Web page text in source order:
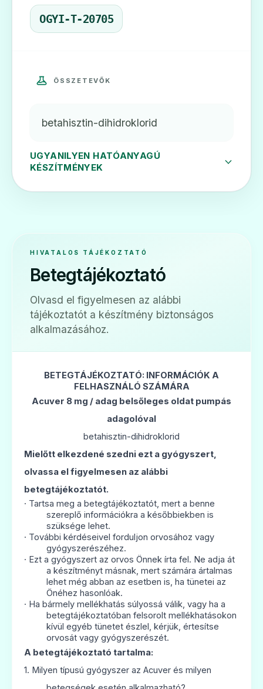
Ár: —
ADATLAP
Ár: —
🧠
Betarevin 16 mg tabletta
Ár: —
🧠
Betarevin 24 mg tabletta
Ár: —
ADATLAP
🧠
Betaserc 16 mg tabletta
Ár: —
ADATLAP
OGYI-T-20705
ÖSSZETEVŐK
betahisztin-dihidroklorid
UGYANILYEN HATÓANYAGÚ
KÉSZÍTMÉNYEK
HIVATALOS TÁJÉKOZTATÓ
Betegtájékoztató
Olvasd el figyelmesen az alábbi
tájékoztatót a készítmény biztonságos
alkalmazásához.
BETEGTÁJÉKOZTATÓ: INFORMÁCIÓK A
FELHASZNÁLÓ SZÁMÁRA
Acuver 8 mg / adag belsőleges oldat pumpás
adagolóval
betahisztin-dihidroklorid
Mielőtt elkezdené szedni ezt a gyógyszert,
olvassa el figyelmesen az alábbi
betegtájékoztatót.
· Tartsa meg a betegtájékoztatót, mert a benne
szereplő információkra a későbbiekben is
szüksége lehet.
· További kérdéseivel forduljon orvosához vagy
gyógyszerészéhez.
· Ezt a gyógyszert az orvos Önnek írta fel. Ne adja át
a készítményt másnak, mert számára ártalmas
lehet még abban az esetben is, ha tünetei az
Önéhez hasonlóak.
· Ha bármely mellékhatás súlyossá válik, vagy ha a
betegtájékoztatóban felsorolt mellékhatásokon
kívül egyéb tünetet észlel, kérjük, értesítse
orvosát vagy gyógyszerészét.
A betegtájékoztató tartalma:
1. Milyen típusú gyógyszer az Acuver és milyen